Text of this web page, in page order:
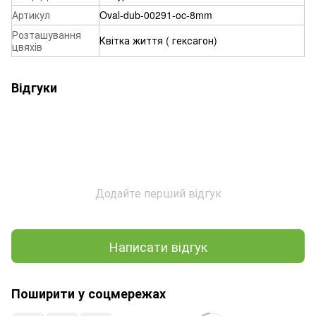
Артикул
Oval-dub-00291-oc-8mm
Розташування
цвяхів
Квітка життя ( гексагон)
Відгуки
Додайте перший відгук
Написати відгук
Поширити у соцмережах